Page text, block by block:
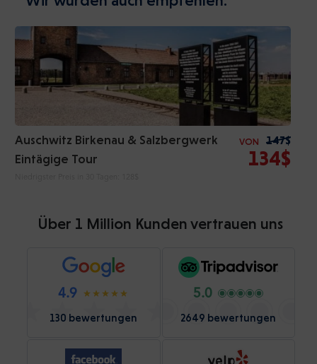
Auschwitz Birkenau & Salzbergwerk
Eintägige Tour
VON 147$
134$
Über 1 Million Kunden vertrauen uns
4.9
130 bewertungen
5.0
2649 bewertungen